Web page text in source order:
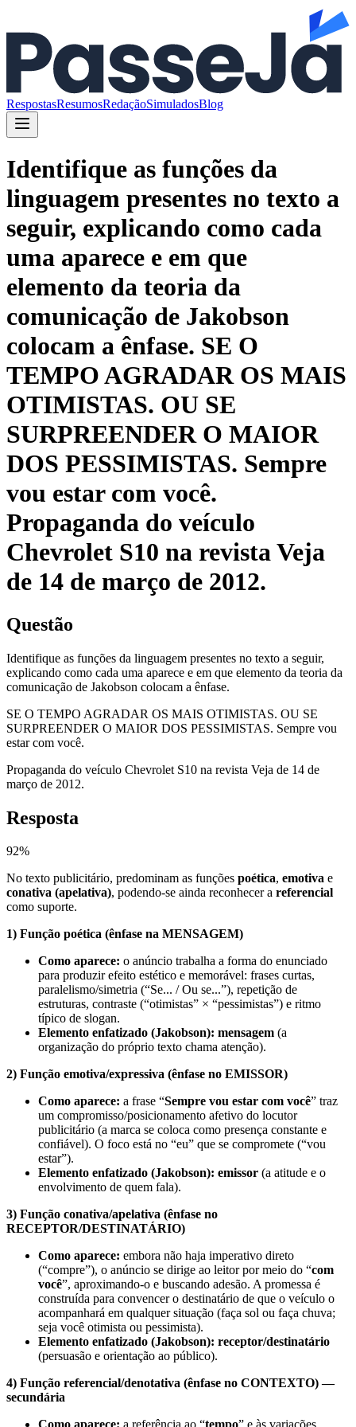
RespostasResumosRedaçãoSimuladosBlog
Identifique as funções da
linguagem presentes no texto a
seguir, explicando como cada
uma aparece e em que
elemento da teoria da
comunicação de Jakobson
colocam a ênfase. SE O
TEMPO AGRADAR OS MAIS
OTIMISTAS. OU SE
SURPREENDER O MAIOR
DOS PESSIMISTAS. Sempre
vou estar com você.
Propaganda do veículo
Chevrolet S10 na revista Veja
de 14 de março de 2012.
Questão
Identifique as funções da linguagem presentes no texto a seguir,
explicando como cada uma aparece e em que elemento da teoria da
comunicação de Jakobson colocam a ênfase.
SE O TEMPO AGRADAR OS MAIS OTIMISTAS. OU SE
SURPREENDER O MAIOR DOS PESSIMISTAS. Sempre vou
estar com você.
Propaganda do veículo Chevrolet S10 na revista Veja de 14 de
março de 2012.
Resposta
92%
No texto publicitário, predominam as funções poética, emotiva e
conativa (apelativa), podendo-se ainda reconhecer a referencial
como suporte.
1) Função poética (ênfase na MENSAGEM)
Como aparece: o anúncio trabalha a forma do enunciado
para produzir efeito estético e memorável: frases curtas,
paralelismo/simetria (“Se... / Ou se...”), repetição de
estruturas, contraste (“otimistas” × “pessimistas”) e ritmo
típico de slogan.
Elemento enfatizado (Jakobson): mensagem (a
organização do próprio texto chama atenção).
2) Função emotiva/expressiva (ênfase no EMISSOR)
Como aparece: a frase “Sempre vou estar com você” traz
um compromisso/posicionamento afetivo do locutor
publicitário (a marca se coloca como presença constante e
confiável). O foco está no “eu” que se compromete (“vou
estar”).
Elemento enfatizado (Jakobson): emissor (a atitude e o
envolvimento de quem fala).
3) Função conativa/apelativa (ênfase no
RECEPTOR/DESTINATÁRIO)
Como aparece: embora não haja imperativo direto
(“compre”), o anúncio se dirige ao leitor por meio do “com
você”, aproximando-o e buscando adesão. A promessa é
construída para convencer o destinatário de que o veículo o
acompanhará em qualquer situação (faça sol ou faça chuva;
seja você otimista ou pessimista).
Elemento enfatizado (Jakobson): receptor/destinatário
(persuasão e orientação ao público).
4) Função referencial/denotativa (ênfase no CONTEXTO) —
secundária